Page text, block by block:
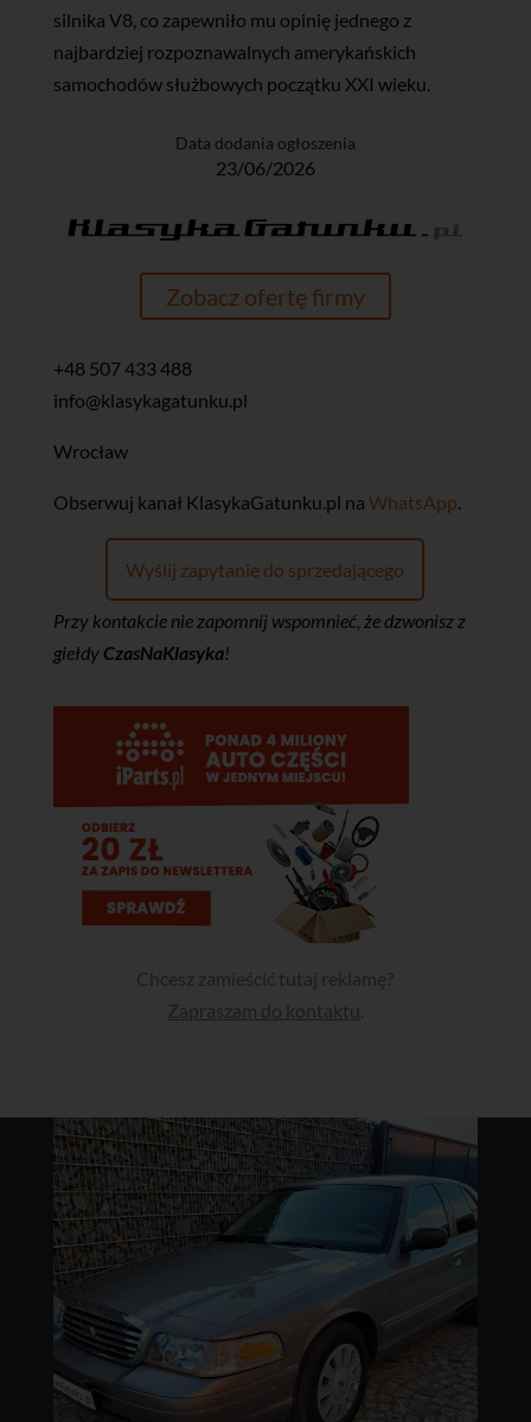
silnika V8, co zapewniło mu opinię jednego z
najbardziej rozpoznawalnych amerykańskich
samochodów służbowych początku XXI wieku.
Data dodania ogłoszenia
23/06/2026
Zobacz ofertę firmy
+48 507 433 488
info@klasykagatunku.pl
Wrocław
‎Obserwuj kanał KlasykaGatunku.pl na WhatsApp
Wyślij zapytanie do sprzedającego
Przy kontakcie nie zapomnij wspomnieć, że dzwonisz z
giełdy CzasNaKlasyka!
Chcesz zamieścić tutaj reklamę?
Zapraszam do kontaktu